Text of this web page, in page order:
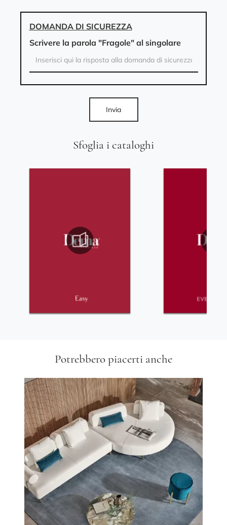
Sfoglia i cataloghi
DOMANDA DI SICUREZZA
Scrivere la parola "Fragole" al singolare
Invia
Potrebbero piacerti anche